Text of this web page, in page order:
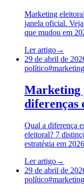
Marketing
janela oficial.
que mudou em
Ler artigo→
29 de abril de
político#
Marketing
diferenças
Qual a diferença
eleitoral? 7
estratégia em
Ler artigo→
29 de abril de
político#